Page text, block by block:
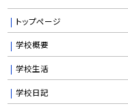
トップページ
学校概要
学校生活
学校日記